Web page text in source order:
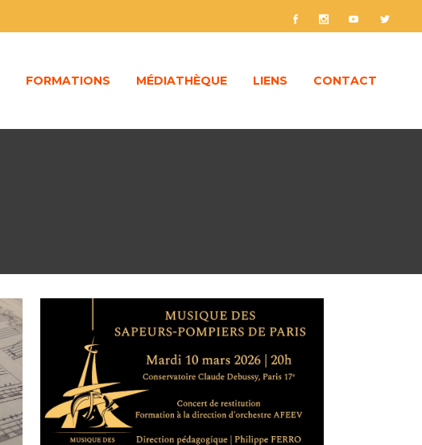
FORMATIONS MÉDIATHÈQUE LIENS CONTACT